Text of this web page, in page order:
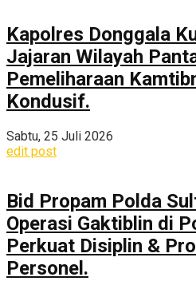
Kapolres Donggala
Jajaran Wilayah
Pemeliharaan
Kondusif.
Sabtu, 25 Juli 2026
edit post
Bid Propam Polda
Operasi Gaktiblin di
Perkuat Disiplin &
Personel.